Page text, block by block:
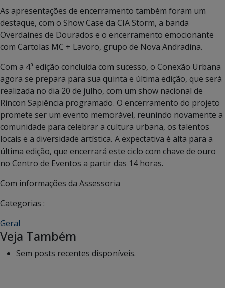
As apresentações de encerramento também foram um
destaque, com o Show Case da CIA Storm, a banda
Overdaines de Dourados e o encerramento emocionante
com Cartolas MC + Lavoro, grupo de Nova Andradina.
Com a 4ª edição concluída com sucesso, o Conexão Urbana
agora se prepara para sua quinta e última edição, que será
realizada no dia 20 de julho, com um show nacional de
Rincon Sapiência programado. O encerramento do projeto
promete ser um evento memorável, reunindo novamente a
comunidade para celebrar a cultura urbana, os talentos
locais e a diversidade artística. A expectativa é alta para a
última edição, que encerrará este ciclo com chave de ouro
no Centro de Eventos a partir das 14 horas.
Com informações da Assessoria
Categorias :
Geral
Veja Também
Sem posts recentes disponíveis.